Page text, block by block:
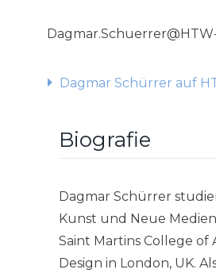
Dagmar Schürrer auf
Biografie
Dagmar Schürrer
Kunst und Neue Medien
Saint Martins College of
Design in London, UK.